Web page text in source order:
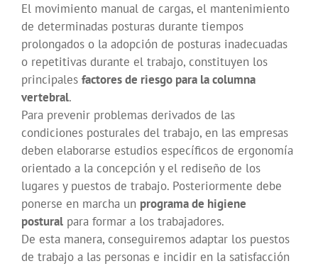
El movimiento manual de cargas, el mantenimiento
de determinadas posturas durante tiempos
prolongados o la adopción de posturas inadecuadas
o repetitivas durante el trabajo, constituyen los
principales factores de riesgo para la columna
vertebral.
Para prevenir problemas derivados de las
condiciones posturales del trabajo, en las empresas
deben elaborarse estudios específicos de ergonomía
orientado a la concepción y el rediseño de los
lugares y puestos de trabajo. Posteriormente debe
ponerse en marcha un programa de higiene
postural para formar a los trabajadores.
De esta manera, conseguiremos adaptar los puestos
de trabajo a las personas e incidir en la satisfacción